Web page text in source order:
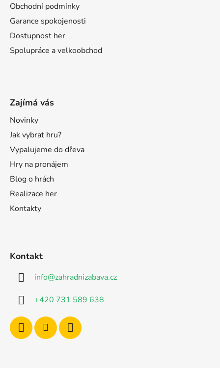
Obchodní podmínky
Garance spokojenosti
Dostupnost her
Spolupráce a velkoobchod
Zajímá vás
Novinky
Jak vybrat hru?
Vypalujeme do dřeva
Hry na pronájem
Blog o hrách
Realizace her
Kontakty
Kontakt
info@zahradnizabava.cz
+420 731 589 638